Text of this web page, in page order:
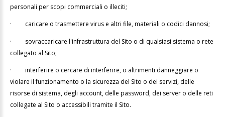
personali per scopi commerciali o illeciti;
· caricare o trasmettere virus e altri file, materiali o codici dannosi;
· sovraccaricare l'infrastruttura del Sito o di qualsiasi sistema o rete
collegato al Sito;
· interferire o cercare di interferire, o altrimenti danneggiare o
violare il funzionamento o la sicurezza del Sito o dei servizi, delle
risorse di sistema, degli account, delle password, dei server o delle reti
collegate al Sito o accessibili tramite il Sito.